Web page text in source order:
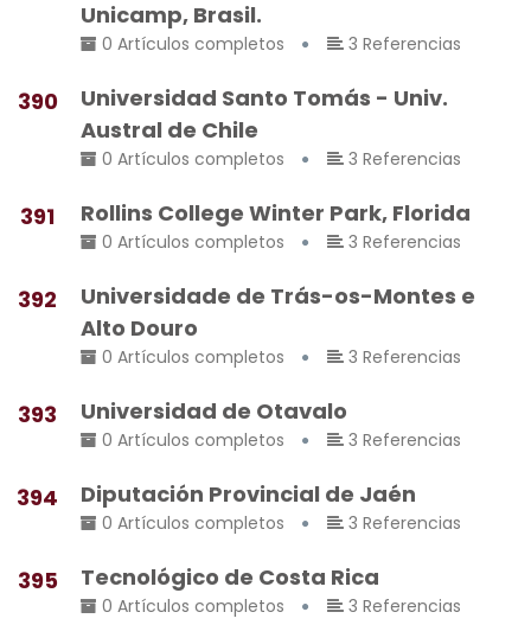
Unicamp, Brasil.
0 Artículos completos 3 Referencias
390
Universidad Santo Tomás - Univ.
Austral de Chile
0 Artículos completos 3 Referencias
391 Rollins College Winter Park, Florida
0 Artículos completos 3 Referencias
392
Universidade de Trás-os-Montes e
Alto Douro
0 Artículos completos 3 Referencias
393 Universidad de Otavalo
0 Artículos completos 3 Referencias
394 Diputación Provincial de Jaén
0 Artículos completos 3 Referencias
395 Tecnológico de Costa Rica
0 Artículos completos 3 Referencias